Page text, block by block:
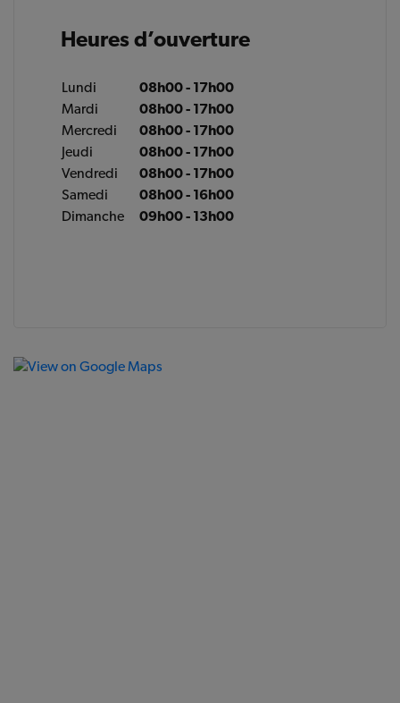
Heures d’ouverture
Lundi
08h00 - 17h00
Mardi
08h00 - 17h00
Mercredi
08h00 - 17h00
Jeudi
08h00 - 17h00
Vendredi
08h00 - 17h00
Samedi
08h00 - 16h00
Dimanche
09h00 - 13h00